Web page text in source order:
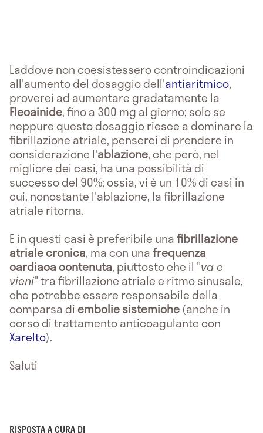
Laddove non coesistessero controindicazioni
all'aumento del dosaggio dell'antiaritmico,
proverei ad aumentare gradatamente la
Flecainide, fino a 300 mg al giorno; solo se
neppure questo dosaggio riesce a dominare la
fibrillazione atriale, penserei di prendere in
considerazione l'ablazione, che però, nel
migliore dei casi, ha una possibilità di
successo del 90%; ossia, vi è un 10% di casi in
cui, nonostante l'ablazione, la fibrillazione
atriale ritorna.
E in questi casi è preferibile unafibrillazione
atriale cronica, ma con unafrequenza
cardiaca contenuta, piuttosto che il "va e
vieni" tra fibrillazione atriale e ritmo sinusale,
che potrebbe essere responsabile della
comparsa diembolie sistemiche (anche in
corso di trattamento anticoagulante con
Xarelto).
Saluti
RISPOSTA A CURA DI